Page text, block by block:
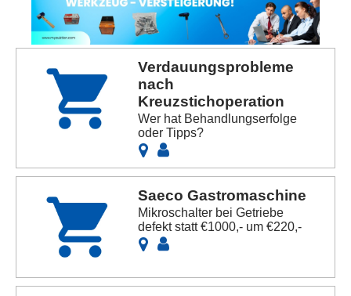
Verdauungsprobleme
nach
Kreuzstichoperation
Wer hat Behandlungserfolge
oder Tipps?
Saeco Gastromaschine
Mikroschalter bei Getriebe
defekt statt €1000,- um €220,-